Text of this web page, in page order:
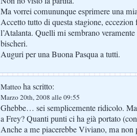
Ma vorrei comununque esprimere una
Accetto tutto di questa stagione,
l’Atalanta. Quelli mi sembrano
bischeri.
Auguri per una Buona Pasqua a tutti.
Matteo ha scritto:
Marzo 20th, 2008 alle 09:55
Ghebbe… sei semplicemente ridicolo.
a Frey? Quanti punti ci ha già portato
Anche a me piacerebbe Viviano, ma